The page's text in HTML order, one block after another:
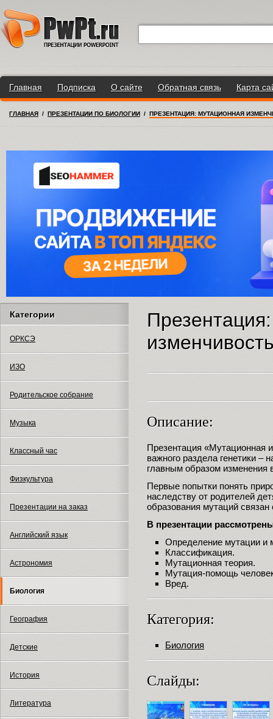
Главная Подписка О сайте Обратная связь Карта
ГЛАВНАЯ / ПРЕЗЕНТАЦИИ ПО БИОЛОГИИ / ПРЕЗЕНТАЦИЯ: МУТАЦИОННАЯ
Категории
ОРКСЭ
ИЗО
Родительское собрание
Музыка
Классный час
Физкультура
Презентации на заказ
Английский язык
Астрономия
Биология
География
Детские
История
Литература
Описание:
Презентация «Мутационная
важного раздела генетики –
главным образом изменения
Первые попытки понять
наследству от родителей
образования мутаций
В презентации
Определение мутации и
Классификация.
Мутационная теория.
Мутация-помощь
Вред.
Категория:
Биология
Слайды: